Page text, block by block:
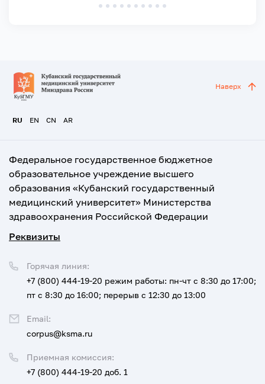
RU EN CN AR
Наверх
Федеральное государственное бюджетное
образовательное учреждение высшего
образования «Кубанский государственный
медицинский университет» Министерства
здравоохранения Российской Федерации
Реквизиты
Приемная комиссия:
+7 (800) 444-19-20 доб. 1
Горячая линия:
+7 (800) 444-19-20 режим работы: пн-чт с 8:30 до 17:00;
пт с 8:30 до 16:00; перерыв с 12:30 до 13:00
Email:
corpus@ksma.ru